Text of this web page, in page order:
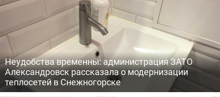
Неудобства временны: администрация ЗАТО
Александровск рассказала о модернизации
теплосетей в Снежногорске